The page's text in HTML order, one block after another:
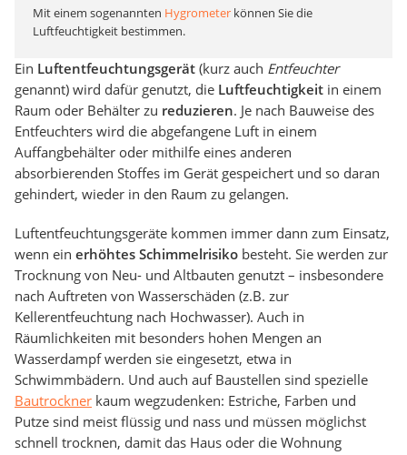
Mit einem sogenannten Hygrometer können Sie die
Luftfeuchtigkeit bestimmen.
Ein Luftentfeuchtungsgerät (kurz auch Entfeuchter
genannt) wird dafür genutzt, die Luftfeuchtigkeit in einem
Raum oder Behälter zu reduzieren. Je nach Bauweise des
Entfeuchters wird die abgefangene Luft in einem
Auffangbehälter oder mithilfe eines anderen
absorbierenden Stoffes im Gerät gespeichert und so daran
gehindert, wieder in den Raum zu gelangen.
Luftentfeuchtungsgeräte kommen immer dann zum Einsatz,
wenn ein erhöhtes Schimmelrisiko besteht. Sie werden zur
Trocknung von Neu- und Altbauten genutzt – insbesondere
nach Auftreten von Wasserschäden (z.B. zur
Kellerentfeuchtung nach Hochwasser). Auch in
Räumlichkeiten mit besonders hohen Mengen an
Wasserdampf werden sie eingesetzt, etwa in
Schwimmbädern. Und auch auf Baustellen sind spezielle
Bautrockner kaum wegzudenken: Estriche, Farben und
Putze sind meist flüssig und nass und müssen möglichst
schnell trocknen, damit das Haus oder die Wohnung